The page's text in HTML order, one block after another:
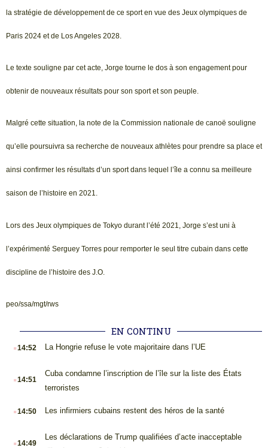
la stratégie de développement de ce sport en vue des Jeux olympiques de
Paris 2024 et de Los Angeles 2028.
Le texte souligne par cet acte, Jorge tourne le dos à son engagement pour
obtenir de nouveaux résultats pour son sport et son peuple.
Malgré cette situation, la note de la Commission nationale de canoë souligne
qu’elle poursuivra sa recherche de nouveaux athlètes pour prendre sa place et
ainsi confirmer les résultats d’un sport dans lequel l’île a connu sa meilleure
saison de l’histoire en 2021.
Lors des Jeux olympiques de Tokyo durant l’été 2021, Jorge s’est uni à
l’expérimenté Serguey Torres pour remporter le seul titre cubain dans cette
discipline de l’histoire des J.O.
peo/ssa/mgt/rws
EN CONTINU
.14:52 La Hongrie refuse le vote majoritaire dans l’UE
.14:51
Cuba condamne l’inscription de l’île sur la liste des États
terroristes
.14:50 Les infirmiers cubains restent des héros de la santé
.14:49
Les déclarations de Trump qualifiées d’acte inacceptable